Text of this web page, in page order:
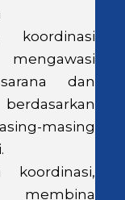
koordinasi
dan
masing
koordinasi,
membina